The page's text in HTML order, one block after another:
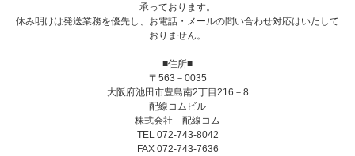
承っております。
休み明けは発送業務を優先し、お電話・メールの問い合わせ対応はいたして
おりません。
■住所■
〒563－0035
大阪府池田市豊島南2丁目216－8
配線コムビル
株式会社 配線コム
TEL 072-743-8042
FAX 072-743-7636